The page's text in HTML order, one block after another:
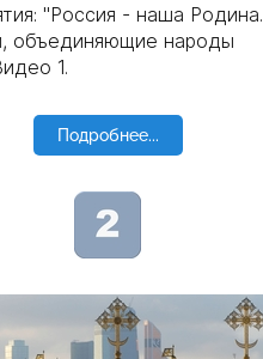
"Россия - наша Родина.
объединяющие народы
1.
Подробнее...